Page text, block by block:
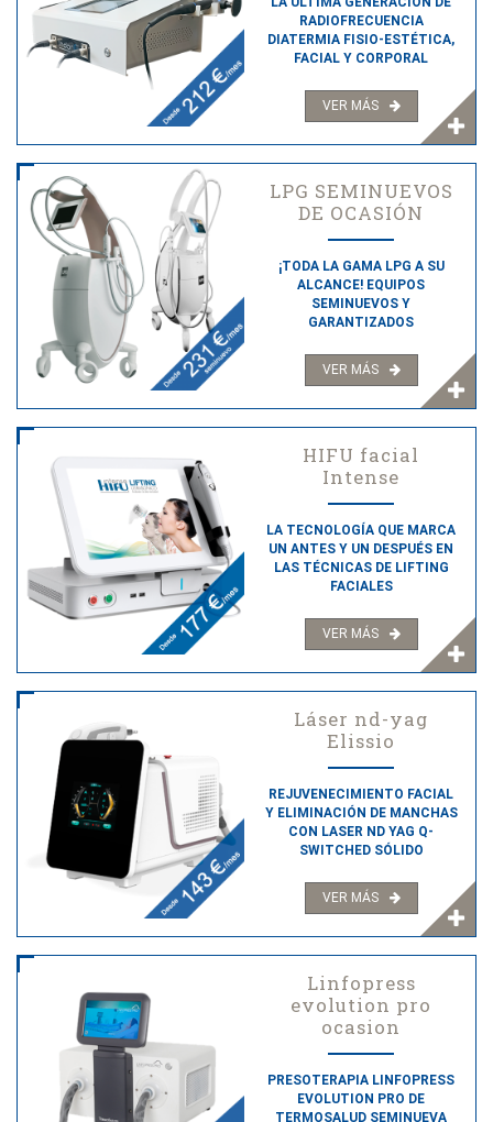
RADIOFRECUENCIA
DIATERMIA FISIO-ESTÉTICA,
FACIAL Y CORPORAL
VER MÁS
LPG SEMINUEVOS
DE OCASIÓN
¡TODA LA GAMA LPG A SU
ALCANCE! EQUIPOS
SEMINUEVOS Y
GARANTIZADOS
VER MÁS
HIFU facial
Intense
LA TECNOLOGÍA QUE MARCA
UN ANTES Y UN DESPUÉS EN
LAS TÉCNICAS DE LIFTING
FACIALES
VER MÁS
Láser nd-yag
Elissio
REJUVENECIMIENTO FACIAL
Y ELIMINACIÓN DE MANCHAS
CON LASER ND YAG Q-
SWITCHED SÓLIDO
VER MÁS
Linfopress
evolution pro
ocasion
PRESOTERAPIA LINFOPRESS
EVOLUTION PRO DE
TERMOSALUD SEMINUEVA